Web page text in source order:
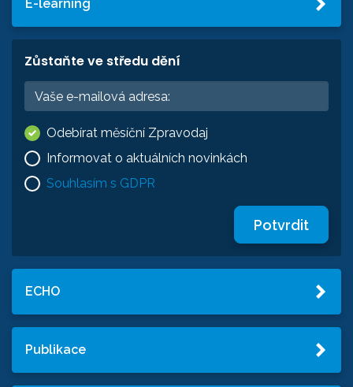
E-learning
Zůstaňte ve středu dění
Odebírat měsíční Zpravodaj
Informovat o aktuálních novinkách
Souhlasím s GDPR
Potvrdit
ECHO
Publikace